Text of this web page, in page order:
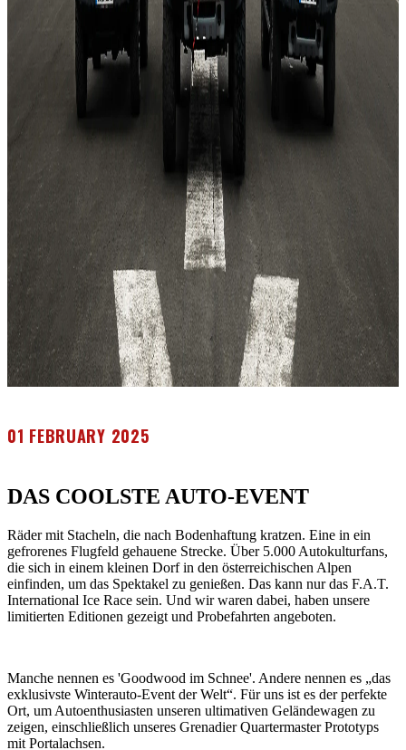
01 FEBRUARY 2025
DAS COOLSTE AUTO-EVENT
Räder mit Stacheln, die nach Bodenhaftung kratzen. Eine in ein
gefrorenes Flugfeld gehauene Strecke. Über 5.000 Autokulturfans,
die sich in einem kleinen Dorf in den österreichischen Alpen
einfinden, um das Spektakel zu genießen. Das kann nur das F.A.T.
International Ice Race sein. Und wir waren dabei, haben unsere
limitierten Editionen gezeigt und Probefahrten angeboten.
Manche nennen es 'Goodwood im Schnee'. Andere nennen es „das
exklusivste Winterauto-Event der Welt“. Für uns ist es der perfekte
Ort, um Autoenthusiasten unseren ultimativen Geländewagen zu
zeigen, einschließlich unseres Grenadier Quartermaster Prototyps
mit Portalachsen.